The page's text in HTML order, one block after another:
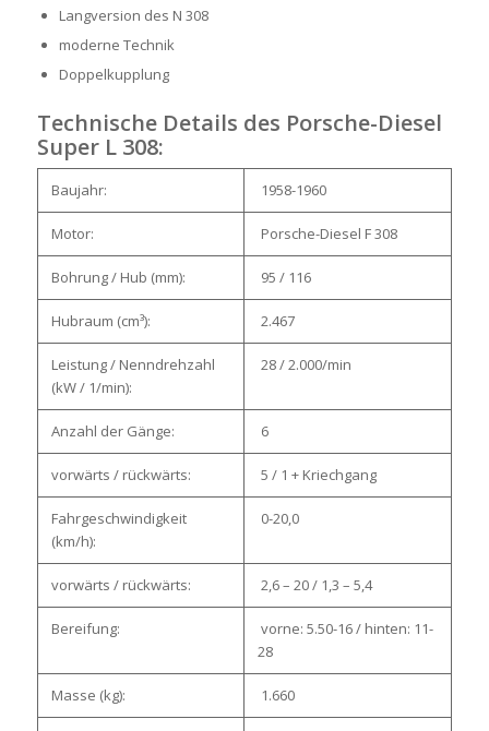
Langversion des N 308
moderne Technik
Doppelkupplung
Technische Details des Porsche-Diesel
Super L 308:
Baujahr: 1958-1960
Motor: Porsche-Diesel F 308
Bohrung / Hub (mm): 95 / 116
Hubraum (cm³): 2.467
Leistung / Nenndrehzahl
(kW / 1/min):
28 / 2.000/min
Anzahl der Gänge: 6
vorwärts / rückwärts: 5 / 1 + Kriechgang
Fahrgeschwindigkeit
(km/h):
0-20,0
vorwärts / rückwärts: 2,6 – 20 / 1,3 – 5,4
Bereifung:
vorne: 5.50-16 / hinten: 11-
28
Masse (kg): 1.660